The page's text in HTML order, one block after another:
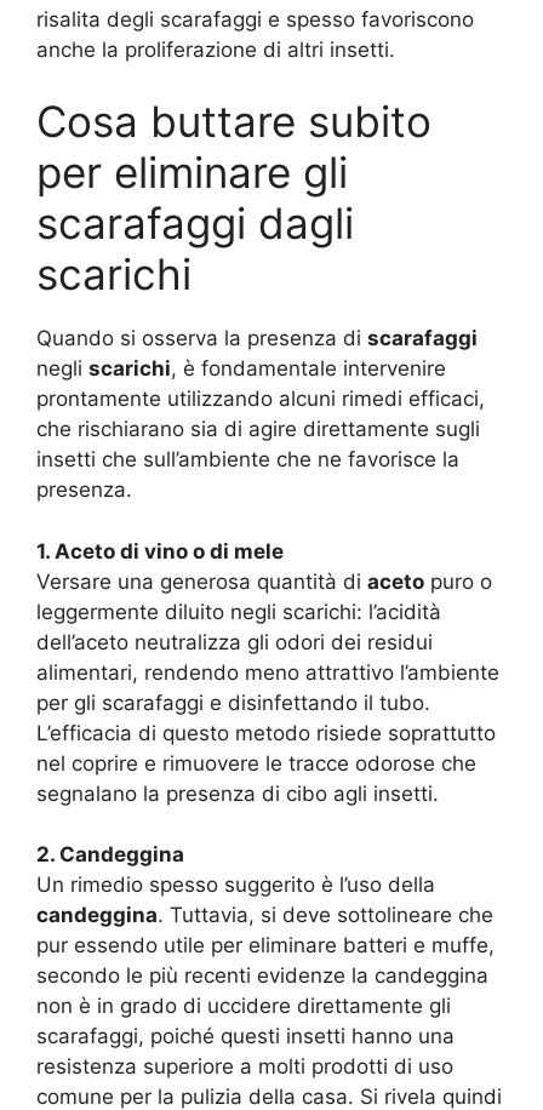
risalita degli scarafaggi e spesso favoriscono
anche la proliferazione di altri insetti.
Cosa buttare subito
per eliminare gli
scarafaggi dagli
scarichi
Quando si osserva la presenza di scarafaggi
negli scarichi, è fondamentale intervenire
prontamente utilizzando alcuni rimedi efficaci,
che rischiarano sia di agire direttamente sugli
insetti che sull’ambiente che ne favorisce la
presenza.
1. Aceto di vino o di mele
Versare una generosa quantità di aceto puro o
leggermente diluito negli scarichi: l’acidità
dell’aceto neutralizza gli odori dei residui
alimentari, rendendo meno attrattivo l’ambiente
per gli scarafaggi e disinfettando il tubo.
L’efficacia di questo metodo risiede soprattutto
nel coprire e rimuovere le tracce odorose che
segnalano la presenza di cibo agli insetti.
2. Candeggina
Un rimedio spesso suggerito è l’uso della
candeggina. Tuttavia, si deve sottolineare che
pur essendo utile per eliminare batteri e muffe,
secondo le più recenti evidenze la candeggina
non è in grado di uccidere direttamente gli
scarafaggi, poiché questi insetti hanno una
resistenza superiore a molti prodotti di uso
comune per la pulizia della casa. Si rivela quindi